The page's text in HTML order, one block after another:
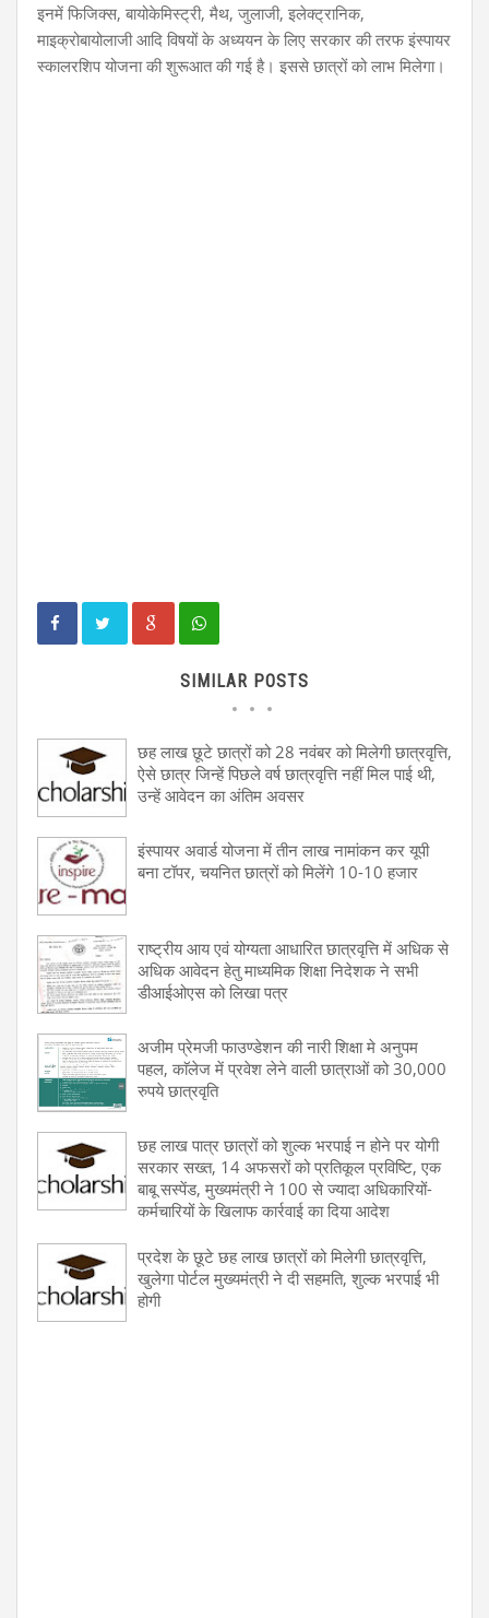
इनमें फिजिक्स, बायोकेमिस्ट्री, मैथ, जुलाजी, इलेक्ट्रानिक,
माइक्रोबायोलाजी आदि विषयों के अध्ययन के लिए सरकार की तरफ इंस्पायर
स्कालरशिप योजना की शुरूआत की गई है। इससे छात्रों को लाभ मिलेगा।
SIMILAR POSTS
छह लाख छूटे छात्रों को 28 नवंबर को मिलेगी छात्रवृत्ति,
ऐसे छात्र जिन्हें पिछले वर्ष छात्रवृत्ति नहीं मिल पाई थी,
उन्हें आवेदन का अंतिम अवसर
इंस्पायर अवार्ड योजना में तीन लाख नामांकन कर यूपी
बना टॉपर, चयनित छात्रों को मिलेंगे 10-10 हजार
राष्ट्रीय आय एवं योग्यता आधारित छात्रवृत्ति में अधिक से
अधिक आवेदन हेतु माध्यमिक शिक्षा निदेशक ने सभी
डीआईओएस को लिखा पत्र
अजीम प्रेमजी फाउण्डेशन की नारी शिक्षा मे अनुपम
पहल, काॅलेज में प्रवेश लेने वाली छात्राओं को 30,000
रुपये छात्रवृति
छह लाख पात्र छात्रों को शुल्क भरपाई न होने पर योगी
सरकार सख्त, 14 अफसरों को प्रतिकूल प्रविष्टि, एक
बाबू सस्पेंड, मुख्यमंत्री ने 100 से ज्यादा अधिकारियों-
कर्मचारियों के खिलाफ कार्रवाई का दिया आदेश
प्रदेश के छूटे छह लाख छात्रों को मिलेगी छात्रवृत्ति,
खुलेगा पोर्टल मुख्यमंत्री ने दी सहमति, शुल्क भरपाई भी
होगी